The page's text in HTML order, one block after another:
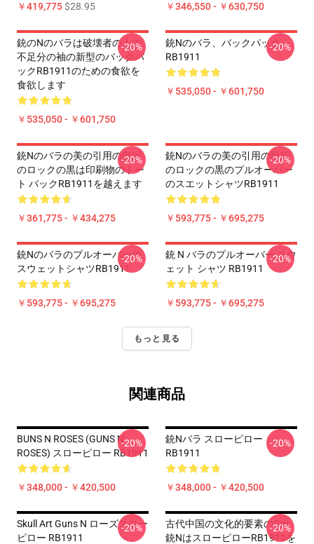
￥419,775$28.95 ￥346,550 - ￥630,750
銃のNのバラは破壊者の人の
不足分の袖の新型のバックパ
ックRB1911のための食欲を
食欲します
￥535,050 - ￥601,750
-20%
銃Nのバラ、バックパック
RB1911
￥535,050 - ￥601,750
-20%
銃nのバラの美の引用の歌詞
のロックの黒は印刷物のトー
ト バックRB1911を越えます
￥361,775 - ￥434,275
-20%
銃nのバラの美の引用の歌詞
のロックの黒のプルオーバー
のスエットシャツRB1911
￥593,775 - ￥695,275
-20%
銃Nのバラのプルオーバーの
スウェットシャツRB1911
￥593,775 - ￥695,275
-20%
銃 N バラのプルオーバー スウ
ェット シャツ RB1911
￥593,775 - ￥695,275
-20%
もっと見る
関連商品
BUNS N ROSES (GUNS N
ROSES) スローピロー RB1911
￥348,000 - ￥420,500
-20%
銃nバラ スローピロー
RB1911
￥348,000 - ￥420,500
-20%
Skull Art Guns N ローズスロー
ピロー RB1911
-20%
古代中国の文化的要素のgnr
銃nはスローピローRB1911を
-20%